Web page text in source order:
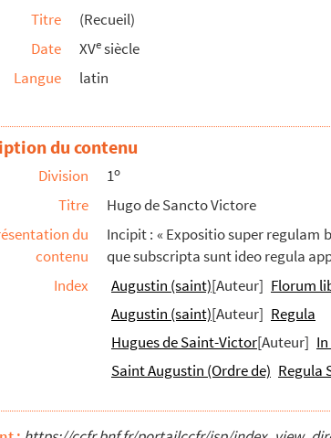
Titre
(Recueil)
Date
XVesiècle
Langue
latin
du contenu
Division 1o
Titre
Hugo de Sancto Victore
du
contenu
Incipit : « Expositio super regulam
que subscripta sunt ideo regula
Index
Augustin (saint)[Auteur] Florum
Augustin (saint)[Auteur] Regula
Hugues de Saint-Victor[Auteur]
Saint Augustin (Ordre de) Regula